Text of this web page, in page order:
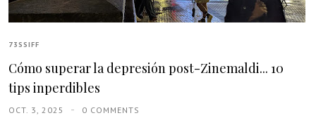
73SSIFF
Cómo superar la depresión post-Zinemaldi... 10
tips inperdibles
OCT. 3, 2025 0 COMMENTS